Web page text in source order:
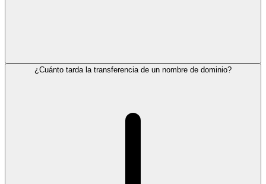
¿Cuánto tarda la transferencia de un nombre de dominio?